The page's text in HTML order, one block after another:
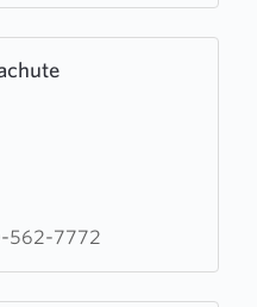
562-7772